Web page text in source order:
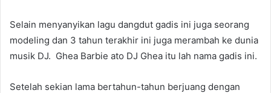
Selain menyanyikan lagu dangdut gadis ini juga seorang
modeling dan 3 tahun terakhir ini juga merambah ke dunia
musik DJ. Ghea Barbie ato DJ Ghea itu lah nama gadis ini.
Setelah sekian lama bertahun-tahun berjuang dengan